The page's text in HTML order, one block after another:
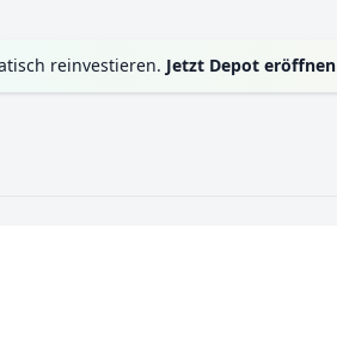
reinvestieren. Jetzt Depot eröffnen